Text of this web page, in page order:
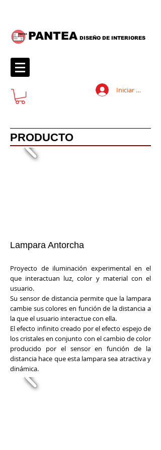
PANTEA DISEÑO DE INTERIORES
Iniciar sesión
PRODUCTO
Lampara Antorcha
Proyecto de iluminación experimental en el
que interactuan luz, color y material con el
usuario.
Su sensor de distancia permite que la lampara
cambie sus colores en función de la distancia a
la que el usuario interactue con ella.
El efecto infinito creado por el efecto espejo de
los cristales en conjunto con el cambio de color
producido por el sensor en función de la
distancia hace que esta lampara sea atractiva y
dinámica.